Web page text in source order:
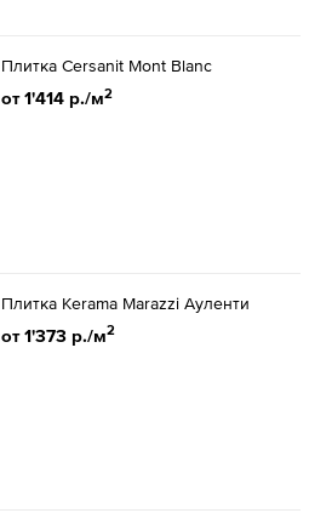
Плитка Cersanit Mont Blanc
от 1'414 р./м2
Плитка Kerama Marazzi Ауленти
от 1'373 р./м2